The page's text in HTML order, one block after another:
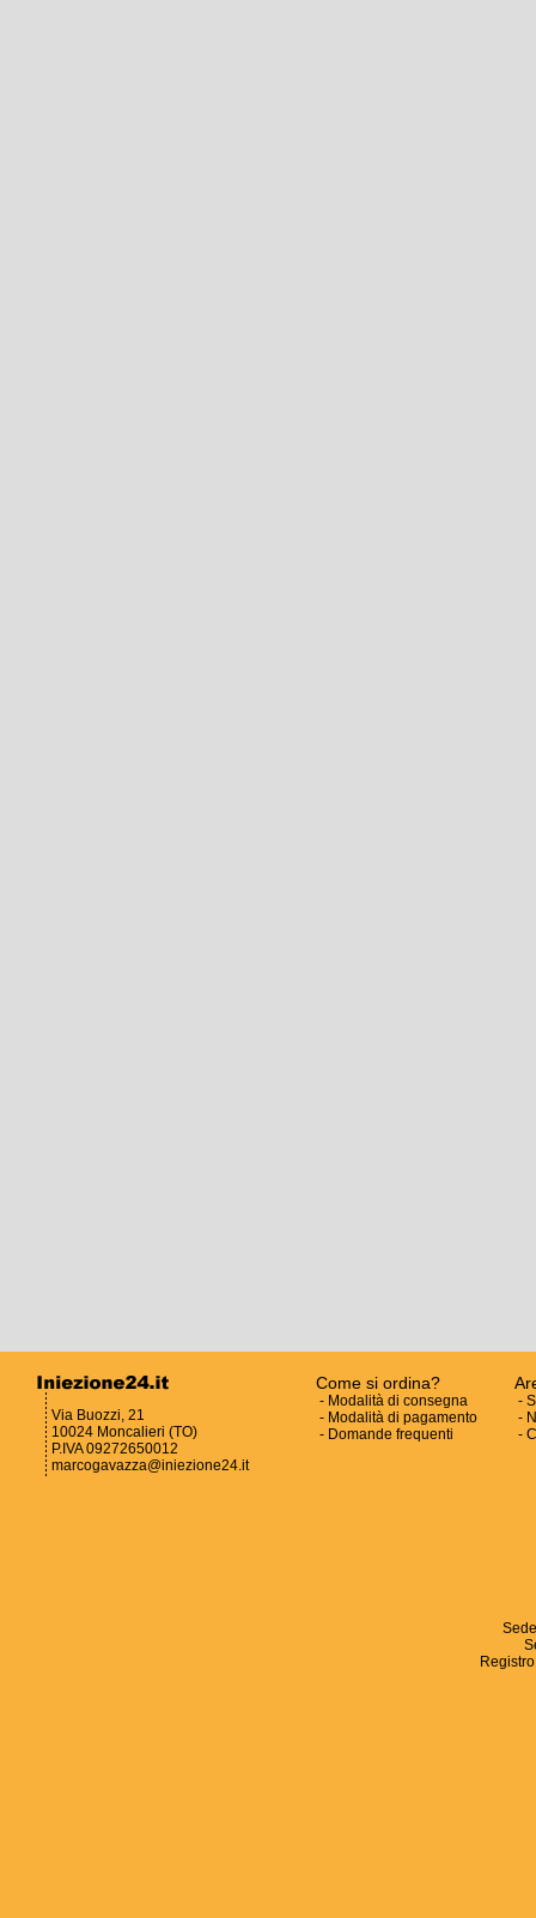
Via Buozzi, 21
10024 Moncalieri (TO)
P.IVA 09272650012
marcogavazza@iniezione24.it
Come si ordina?
- Modalità di consegna
- Modalità di pagamento
- Domande frequenti
-
-
-